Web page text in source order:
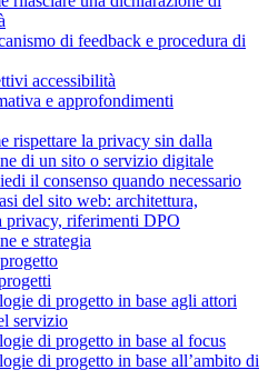
di feedback e procedura di
accessibilità
e approfondimenti
rispettare la privacy sin dalla
di un sito o servizio digitale
il consenso quando necessario
del sito web: architettura,
privacy, riferimenti DPO
e strategia
di progetto in base agli attori
servizio
di progetto in base al focus
di progetto in base all’ambito di